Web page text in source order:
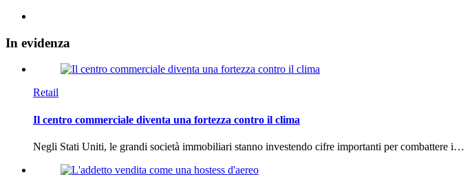
In evidenza
Retail
Il centro commerciale diventa una fortezza contro il clima
Negli Stati Uniti, le grandi società immobiliari stanno investendo cifre importanti per combattere i…